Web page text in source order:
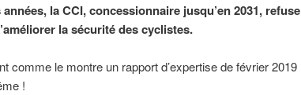
la CCI, concessionnaire jusqu’en 2031, refuse
la sécurité des cyclistes.
comme le montre un rapport d’expertise de février 2019
!